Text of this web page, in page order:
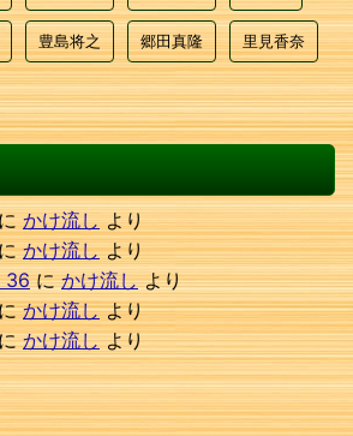
豊島将之 郷田真隆 里見香奈
かけ流しより
かけ流しより
36にかけ流しより
かけ流しより
かけ流しより